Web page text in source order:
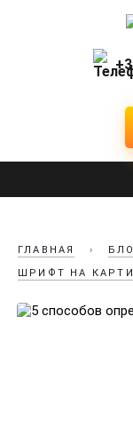
ГЛАВНАЯ ›
ШРИФТ НА